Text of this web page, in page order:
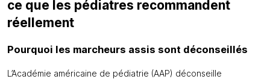
ce que les pédiatres recommandent
réellement
Pourquoi les marcheurs assis sont déconseillés
L’Académie américaine de pédiatrie (AAP) déconseille